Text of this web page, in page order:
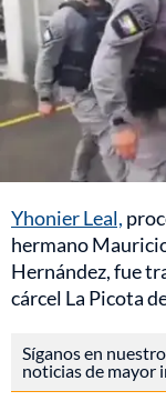
Yhonier Leal,
hermano
Hernández, fue
cárcel La Picota
Síganos en nuestro
noticias de mayor